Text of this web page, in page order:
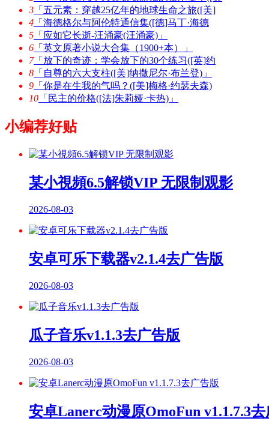
3 「五元素：穿越25亿年的地球生命之旅([美]
4 「海德格尔与阿伦特通信集([德]马丁·海德
5 「应如它长逝-汪涌豪(汪涌豪)」
6 「英文原著小说大合集（1900+本）」
7「放下的奇迹：学会放下的30个练习([英]约
8 「自尊的六大支柱([美]纳撒尼尔·布兰登)」
9 「你是在生我的气吗？([美]梅格·约瑟夫森)
10 「民主的价格([法]朱莉娅·卡热)」
小编荐好贴
某小視頻6.5解锁VIP 无限制观影
2026-08-03
安卓可乐下载器v2.1.4去广告版
2026-08-03
瓜子音乐v1.1.3去广告版
2026-08-03
安卓Lanerc动漫原OmoFun v1.1.7.3